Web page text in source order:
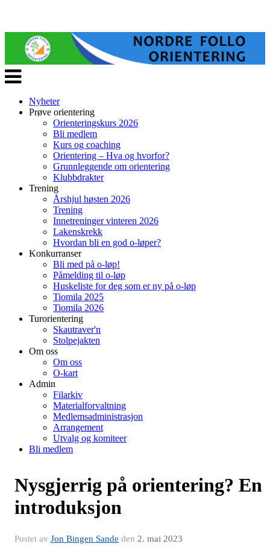
Veksle
navigasjon
Nyheter
Prøve orientering
Orienteringskurs 2026
Bli medlem
Kurs og coaching
Orientering – Hva og hvorfor?
Grunnleggende om orientering
Klubbdrakter
Trening
Årshjul høsten 2026
Trening
Innetreninger vinteren 2026
Lakenskrekk
Hvordan bli en god o-løper?
Konkurranser
Bli med på o-løp!
Påmelding til o-løp
Huskeliste for deg som er ny på o-løp
Tiomila 2025
Tiomila 2026
Turorientering
Skautraver'n
Stolpejakten
Om oss
Om oss
O-kart
Admin
Filarkiv
Materialforvaltning
Medlemsadministrasjon
Arrangement
Utvalg og komiteer
Bli medlem
Nysgjerrig på orientering? En
introduksjon
Postet av Jon Bingen Sande den 2. mai 2023